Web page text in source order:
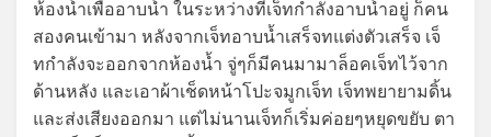
ห้องน้ำเพื่ออาบน้ำ ในระหว่างที่เจ็ทกำลังอาบน้ำอยู่ ก็คน
สองคนเข้ามา หลังจากเจ็ทอาบน้ำเสร็จทแต่งตัวเสร็จ เจ็
ทกำลังจะออกจากห้องน้ำ จู่ๆก็มีคนมามาล็อคเจ็ทไว้จาก
ด้านหลัง และเอาผ้าเช็ดหน้าโปะจมูกเจ็ท เจ็ทพยายามดิ้น
และส่งเสียงออกมา แต่ไม่นานเจ็ทก็เริ่มค่อยๆหยุดขยับ ตา